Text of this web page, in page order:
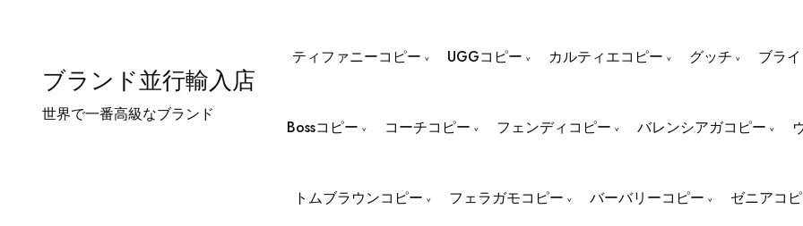
ブランド並行輸入店
世界で一番高級なブランド
ティファニーコピー UGGコピー カルティエコピー グッチ ブラ
Bossコピー コーチコピー フェンディコピー バレンシアガコピー
トムブラウンコピー フェラガモコピー バーバリーコピー ゼニアコ